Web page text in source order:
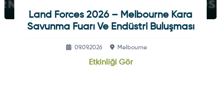
Land Forces 2026 – Melbourne Kara
Savunma Fuarı Ve Endüstri Buluşması
09.09.2026 Melbourne
Etkinliği Gör